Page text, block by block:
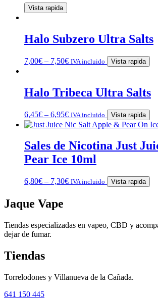
Vista rapida
Halo Subzero Ultra Salts
7,00€ – 7,50€ IVA incluido Vista rapida
Halo Tribeca Ultra Salts
6,45€ – 6,95€ IVA incluido Vista rapida
Sales de Nicotina Just
Pear Ice 10ml
6,80€ – 7,30€ IVA incluido Vista rapida
Jaque Vape
Tiendas especializadas en vapeo, CBD y
dejar de fumar.
Tiendas
Torrelodones y Villanueva de la Cañada.
641 150 445